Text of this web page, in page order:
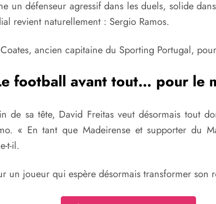
un défenseur agressif dans les duels, solide
revient naturellement : Sergio Ramos.
ancien capitaine du Sporting Portugal,
football avant tout… pour le
de sa tête, David Freitas veut désormais tout
« En tant que Madeirense et supporter du
t-il.
joueur qui espère désormais transformer son